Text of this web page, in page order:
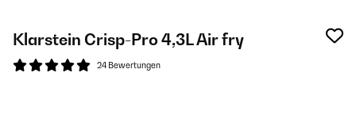
Klarstein Crisp-Pro 4,3L Air fry
24 Bewertungen